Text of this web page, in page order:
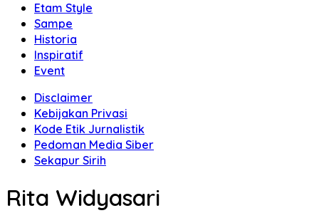
Etam Style
Sampe
Historia
Inspiratif
Event
Disclaimer
Kebijakan Privasi
Kode Etik Jurnalistik
Pedoman Media Siber
Sekapur Sirih
Rita Widyasari